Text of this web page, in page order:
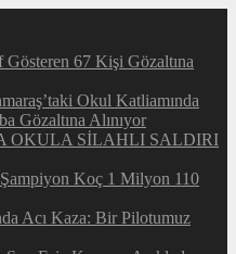
67 Kişi Gözaltına
Okul Katliamında
Gözaltına Alınıyor
OKULA SİLAHLI SALDIRI
Koç 1 Milyon 110
Acı Kaza: Bir Pilotumuz